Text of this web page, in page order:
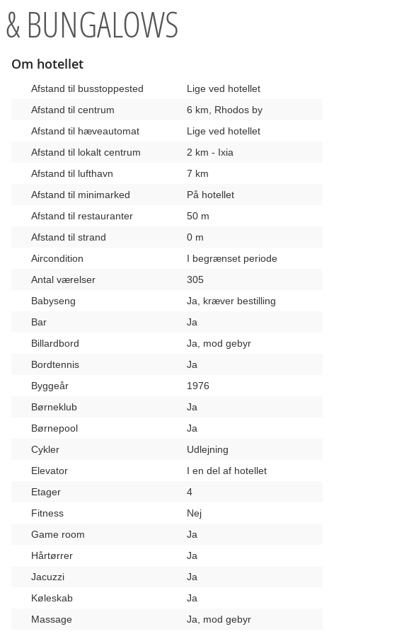
& BUNGALOWS
Om hotellet
Afstand til busstoppested
Lige ved hotellet
Afstand til centrum
6 km, Rhodos by
Afstand til hæveautomat
Lige ved hotellet
Afstand til lokalt centrum
2 km - Ixia
Afstand til lufthavn
7 km
Afstand til minimarked
På hotellet
Afstand til restauranter
50 m
Afstand til strand
0 m
Aircondition
I begrænset periode
Antal værelser
305
Babyseng
Ja, kræver bestilling
Bar
Ja
Billardbord
Ja, mod gebyr
Bordtennis
Ja
Byggeår
1976
Børneklub
Ja
Børnepool
Ja
Cykler
Udlejning
Elevator
I en del af hotellet
Etager
4
Fitness
Nej
Game room
Ja
Hårtørrer
Ja
Jacuzzi
Ja
Køleskab
Ja
Massage
Ja, mod gebyr